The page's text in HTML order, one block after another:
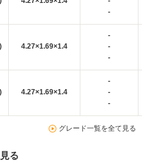
-
4.27×1.69×1.4
-
-
-
4.27×1.69×1.4
-
-
-
グレード一覧を全て見る
る